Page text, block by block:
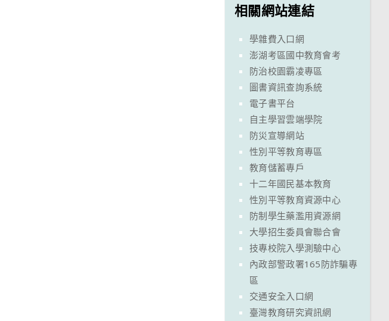
相關網站連結
學雜費入口網
澎湖考區國中教育會考
防治校園霸凌專區
圖書資訊查詢系統
電子書平台
自主學習雲端學院
防災宣導網站
性別平等教育專區
教育儲蓄專戶
十二年國民基本教育
性別平等教育資源中心
防制學生藥濫用資源網
大學招生委員會聯合會
技專校院入學測驗中心
內政部警政署165防詐騙專
區
交通安全入口網
臺灣教育研究資訊網